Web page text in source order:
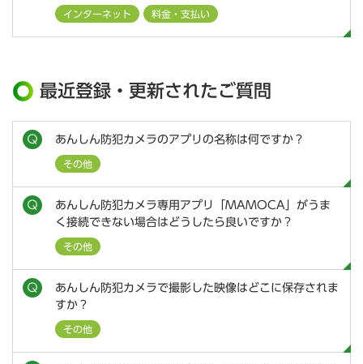
インターネット 料金・支払い
最近登録・更新されたご質問
あんしん防犯カメラのアプリの名称は何ですか？
その他
あんしん防犯カメラ専用アプリ「MAMOCA」がうま
く接続できない場合はどうしたら良いですか？
その他
あんしん防犯カメラで撮影した映像はどこに保存されま
すか？
その他